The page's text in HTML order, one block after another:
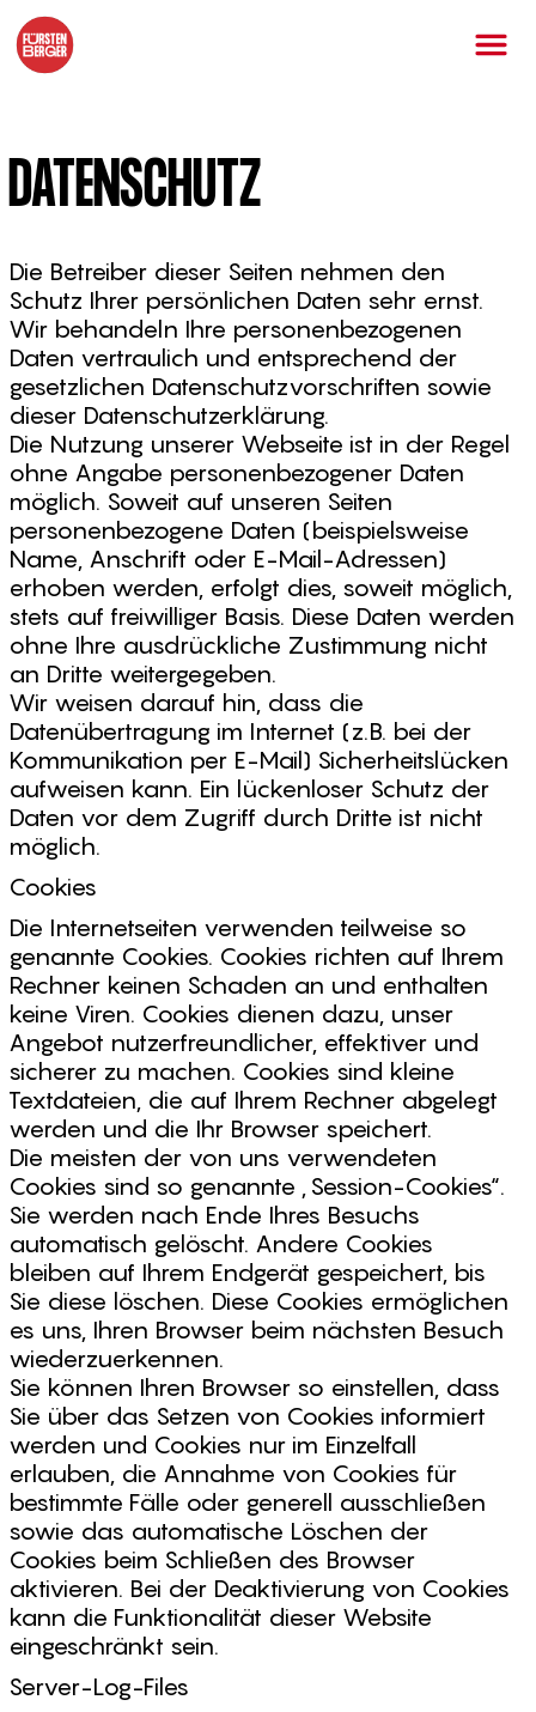
DATENSCHUTZ
Die Betreiber dieser Seiten nehmen den
Schutz Ihrer persönlichen Daten sehr ernst.
Wir behandeln Ihre personenbezogenen
Daten vertraulich und entsprechend der
gesetzlichen Datenschutzvorschriften sowie
dieser Datenschutzerklärung.
Die Nutzung unserer Webseite ist in der Regel
ohne Angabe personenbezogener Daten
möglich. Soweit auf unseren Seiten
personenbezogene Daten (beispielsweise
Name, Anschrift oder E-Mail-Adressen)
erhoben werden, erfolgt dies, soweit möglich,
stets auf freiwilliger Basis. Diese Daten werden
ohne Ihre ausdrückliche Zustimmung nicht
an Dritte weitergegeben.
Wir weisen darauf hin, dass die
Datenübertragung im Internet (z.B. bei der
Kommunikation per E-Mail) Sicherheitslücken
aufweisen kann. Ein lückenloser Schutz der
Daten vor dem Zugriff durch Dritte ist nicht
möglich.
Cookies
Die Internetseiten verwenden teilweise so
genannte Cookies. Cookies richten auf Ihrem
Rechner keinen Schaden an und enthalten
keine Viren. Cookies dienen dazu, unser
Angebot nutzerfreundlicher, effektiver und
sicherer zu machen. Cookies sind kleine
Textdateien, die auf Ihrem Rechner abgelegt
werden und die Ihr Browser speichert.
Die meisten der von uns verwendeten
Cookies sind so genannte „Session-Cookies“.
Sie werden nach Ende Ihres Besuchs
automatisch gelöscht. Andere Cookies
bleiben auf Ihrem Endgerät gespeichert, bis
Sie diese löschen. Diese Cookies ermöglichen
es uns, Ihren Browser beim nächsten Besuch
wiederzuerkennen.
Sie können Ihren Browser so einstellen, dass
Sie über das Setzen von Cookies informiert
werden und Cookies nur im Einzelfall
erlauben, die Annahme von Cookies für
bestimmte Fälle oder generell ausschließen
sowie das automatische Löschen der
Cookies beim Schließen des Browser
aktivieren. Bei der Deaktivierung von Cookies
kann die Funktionalität dieser Website
eingeschränkt sein.
Server-Log-Files